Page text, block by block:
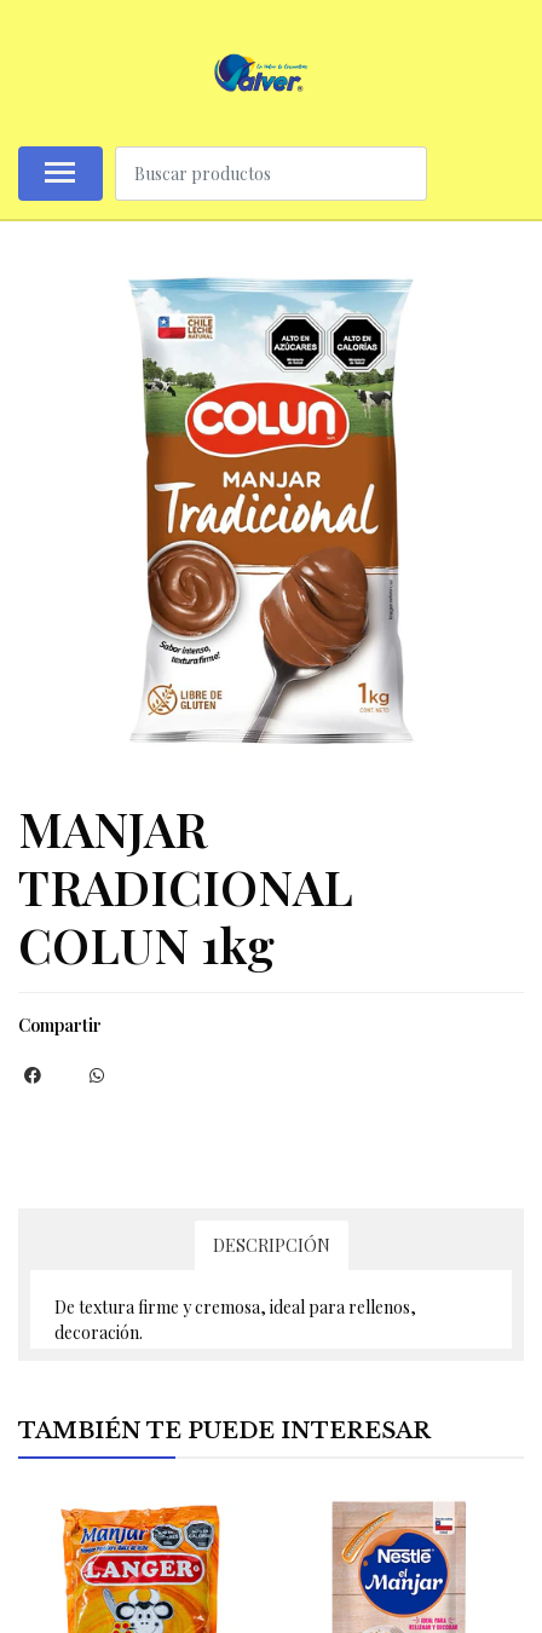
MANJAR
TRADICIONAL
COLUN 1kg
Compartir
DESCRIPCIÓN
De textura firme y cremosa, ideal para rellenos,
decoración.
TAMBIÉN TE PUEDE INTERESAR